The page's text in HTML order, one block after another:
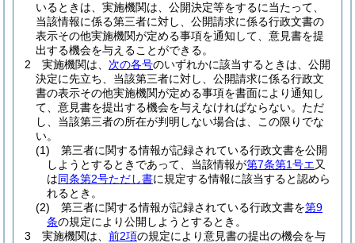
いるときは、実施機関は、公開決定等をするに当たって、
当該情報に係る第三者に対し、公開請求に係る行政文書の
表示その他実施機関が定める事項を通知して、意見書を提
出する機会を与えることができる。
2
実施機関は、 次の各号のいずれかに該当するときは、公開
決定に先立ち、当該第三者に対し、公開請求に係る行政文
書の表示その他実施機関が定める事項を書面により通知し
て、意見書を提出する機会を与えなければならない。 ただ
し、当該第三者の所在が判明しない場合は、この限りでな
い。
(1)
第三者に関する情報が記録されている行政文書を公開
しようとするときであって、当該情報が第7条第1号エ又
は同条第2号ただし書に規定する情報に該当すると認めら
れるとき。
(2)
第三者に関する情報が記録されている行政文書を第9
条の規定により公開しようとするとき。
3
実施機関は、 前2項の規定により意見書の提出の機会を与